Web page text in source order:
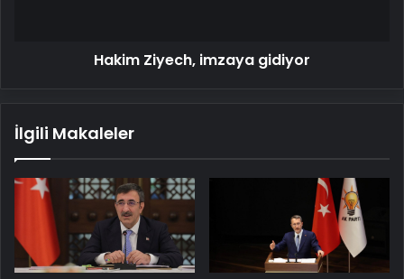
Hakim Ziyech, imzaya gidiyor
İlgili Makaleler